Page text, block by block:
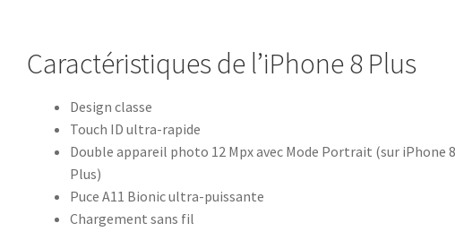
Caractéristiques de l’iPhone 8 Plus
Design classe
Touch ID ultra-rapide
Double appareil photo 12 Mpx avec Mode Portrait (sur iPhone 8
Plus)
Puce A11 Bionic ultra-puissante
Chargement sans fil